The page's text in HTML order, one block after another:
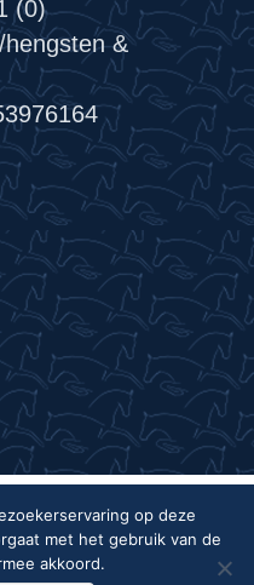
(0)
&
voorwaarden
op deze
met het gebruik van de
akkoord.